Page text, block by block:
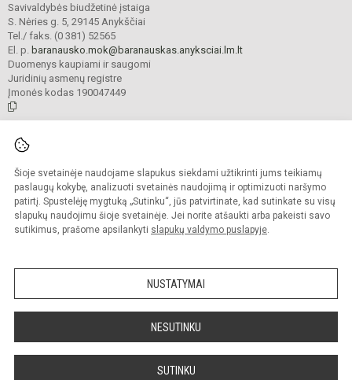
Šioje svetainėje naudojame slapukus siekdami užtikrinti jums teikiamų
paslaugų kokybę, analizuoti svetainės naudojimą ir optimizuoti naršymo
patirtį. Spustelėję mygtuką „Sutinku“, jūs patvirtinate, kad sutinkate su visų
slapukų naudojimu šioje svetainėje. Jei norite atšaukti arba pakeisti savo
sutikimus, prašome apsilankyti slapukų valdymo puslapyje.
NUSTATYMAI
NESUTINKU
SUTINKU
Savivaldybės biudžetinė įstaiga
S. Nėries g. 5, 29145 Anykščiai
Tel./ faks. (0 381) 52565
El. p. baranausko.mok@baranauskas.anyksciai.lm.lt
Duomenys kaupiami ir saugomi
Juridinių asmenų registre
Įmonės kodas 190047449
Kopijuoti turinį be raštiško mokyklos administracijos sutikimo griežtai
draudžiama.
Prieinamumo paraiška Slapukų valdymas
Sumanus būdas atnaujinti